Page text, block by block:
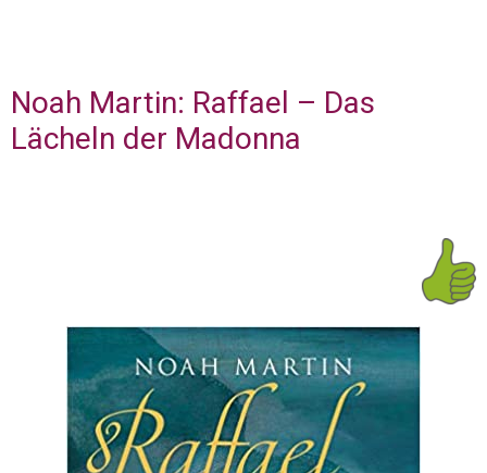
Noah Martin: Raffael – Das
Lächeln der Madonna